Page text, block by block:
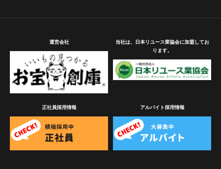
運営会社
当社は、日本リユース業協会に加盟してお
ります。
正社員採用情報 アルバイト採用情報